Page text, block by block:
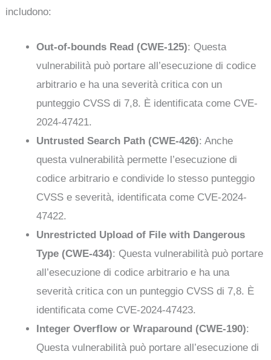
includono:
Out-of-bounds Read (CWE-125): Questa
vulnerabilità può portare all’esecuzione di codice
arbitrario e ha una severità critica con un
punteggio CVSS di 7,8. È identificata come CVE-
2024-47421.
Untrusted Search Path (CWE-426): Anche
questa vulnerabilità permette l’esecuzione di
codice arbitrario e condivide lo stesso punteggio
CVSS e severità, identificata come CVE-2024-
47422.
Unrestricted Upload of File with Dangerous
Type (CWE-434): Questa vulnerabilità può portare
all’esecuzione di codice arbitrario e ha una
severità critica con un punteggio CVSS di 7,8. È
identificata come CVE-2024-47423.
Integer Overflow or Wraparound (CWE-190):
Questa vulnerabilità può portare all’esecuzione di